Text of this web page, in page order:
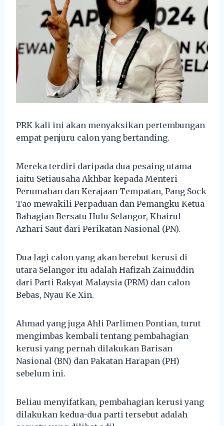
PRK kali ini akan menyaksikan pertembungan
empat penjuru calon yang bertanding.
Mereka terdiri daripada dua pesaing utama
iaitu Setiausaha Akhbar kepada Menteri
Perumahan dan Kerajaan Tempatan, Pang Sock
Tao mewakili Perpaduan dan Pemangku Ketua
Bahagian Bersatu Hulu Selangor, Khairul
Azhari Saut dari Perikatan Nasional (PN).
Dua lagi calon yang akan berebut kerusi di
utara Selangor itu adalah Hafizah Zainuddin
dari Parti Rakyat Malaysia (PRM) dan calon
Bebas, Nyau Ke Xin.
Ahmad yang juga Ahli Parlimen Pontian, turut
mengimbas kembali tentang pembahagian
kerusi yang pernah dilakukan Barisan
Nasional (BN) dan Pakatan Harapan (PH)
sebelum ini.
Beliau menyifatkan, pembahagian kerusi yang
dilakukan kedua-dua parti tersebut adalah